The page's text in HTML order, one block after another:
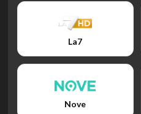
La7
Nove